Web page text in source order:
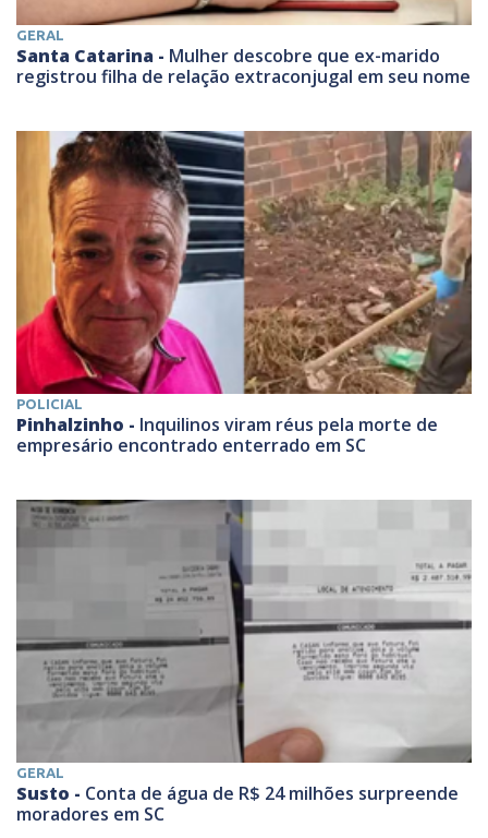
GERAL
Santa Catarina - Mulher descobre que ex-marido
registrou filha de relação extraconjugal em seu nome
POLICIAL
Pinhalzinho - Inquilinos viram réus pela morte de
empresário encontrado enterrado em SC
GERAL
Susto - Conta de água de R$ 24 milhões surpreende
moradores em SC